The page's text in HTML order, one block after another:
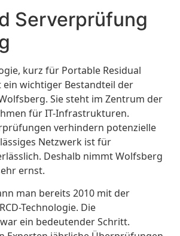
Serverprüfung
kurz für Portable Residual
ein wichtiger Bestandteil der
Sie steht im Zentrum der
für IT-Infrastrukturen.
verhindern potenzielle
Netzwerk ist für
Deshalb nimmt Wolfsberg
ernst.
man bereits 2010 mit der
Technologie. Die
ein bedeutender Schritt.